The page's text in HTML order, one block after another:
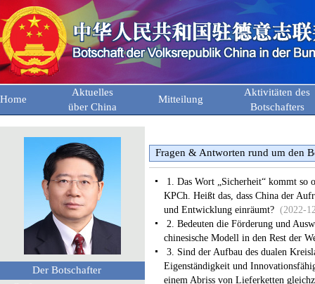
Home
Aktuelles
über China
Mitteilung
Aktivitäten des
Botschafters
Der Botschafter
Fragen & Antworten rund um den
1. Das Wort „Sicherheit“ kommt
KPCh. Heißt das, dass China der
und Entwicklung einräumt? (2022-
2. Bedeuten die Förderung und
chinesische Modell in den Rest der
3. Sind der Aufbau des dualen
Eigenständigkeit und
einem Abriss von Lieferketten